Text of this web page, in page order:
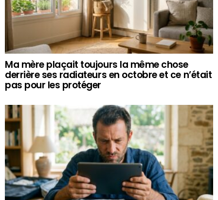
Ma mère plaçait toujours la même chose
derrière ses radiateurs en octobre et ce n’était
pas pour les protéger